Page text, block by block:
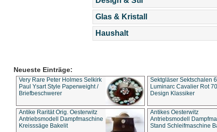
Glas & Kristall
Haushalt
Neueste Einträge:
Very Rare Peter Holmes Selkirk
Paul Ysart Style Paperweight /
Briefbeschwerer
Sektgläser Sektschalen
Luminarc Cavalier Rot
Design Klassiker
Antike Rarität Orig. Oesterwitz
Antriebsmodell Dampfmaschine
Kreisssäge Bakelit
Antikes Oesterwitz
Antriebsmodell
Stand Schleifmaschine